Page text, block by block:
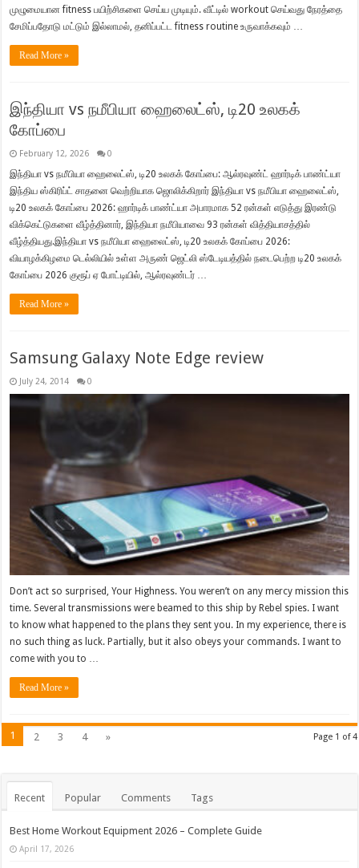
முழுமையான fitness பயிற்சிகளை செய்ய முடியும். வீட்டில் workout செய்வது நேரத்தை
சேமிப்பதோடு மட்டும் இல்லாமல், தனிப்பட்ட fitness routine உருவாக்கவும் …
Read More »
இந்தியா vs நமீபியா ஹைலைட்ஸ், டி20 உலகக்
கோப்பை
February 12, 2026 0
இந்தியா vs நமீபியா ஹைலைட்ஸ், டி20 உலகக் கோப்பை: ஆல்ரவுண்ட் ஹார்டிக் பாண்ட்யா
இந்திய ஸ்கிரிப்ட் சாதனை வெற்றியாக ஜொலிக்கிறார் இந்தியா vs நமீபியா ஹைலைட்ஸ்,
டி20 உலகக் கோப்பை 2026: ஹார்டிக் பாண்ட்யா அபாரமாக 52 ரன்கள் எடுத்து இரண்டு
விக்கெட்டுகளை வீழ்த்தினார், இந்தியா நமீபியாவை 93 ரன்கள் வித்தியாசத்தில்
வீழ்த்தியது.இந்தியா vs நமீபியா ஹைலைட்ஸ், டி20 உலகக் கோப்பை 2026:
வியாழக்கிழமை டெல்லியில் உள்ள அருண் ஜெட்லி ஸ்டேடியத்தில் நடைபெற்ற டி20 உலகக்
கோப்பை 2026 குரூப் ஏ போட்டியில், ஆல்ரவுண்டர் …
Read More »
Samsung Galaxy Note Edge review
July 24, 2014 0
Don’t act so surprised, Your Highness. You weren’t on any mercy mission this
time. Several transmissions were beamed to this ship by Rebel spies. I want
to know what happened to the plans they sent you. In my experience, there is
no such thing as luck. Partially, but it also obeys your commands. I want to
come with you to …
Read More »
Page 1 of 4
1 2 3 4 »
Recent Popular Comments Tags
Best Home Workout Equipment 2026 – Complete Guide
April 17, 2026